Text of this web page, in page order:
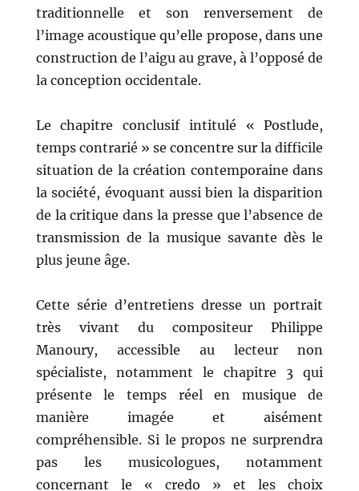
traditionnelle et son renversement de
l’image acoustique qu’elle propose, dans une
construction de l’aigu au grave, à l’opposé de
la conception occidentale.
Le chapitre conclusif intitulé « Postlude,
temps contrarié » se concentre sur la difficile
situation de la création contemporaine dans
la société, évoquant aussi bien la disparition
de la critique dans la presse que l’absence de
transmission de la musique savante dès le
plus jeune âge.
Cette série d’entretiens dresse un portrait
très vivant du compositeur Philippe
Manoury, accessible au lecteur non
spécialiste, notamment le chapitre 3 qui
présente le temps réel en musique de
manière imagée et aisément
compréhensible. Si le propos ne surprendra
pas les musicologues, notamment
concernant le « credo » et les choix